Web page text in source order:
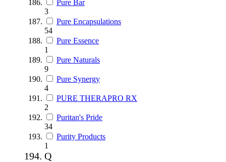
Pure Bar
3
Pure Encapsulations
54
Pure Essence
1
Pure Naturals
9
Pure Synergy
4
PURE THERAPRO RX
2
Puritan's Pride
34
Purity Products
1
Q